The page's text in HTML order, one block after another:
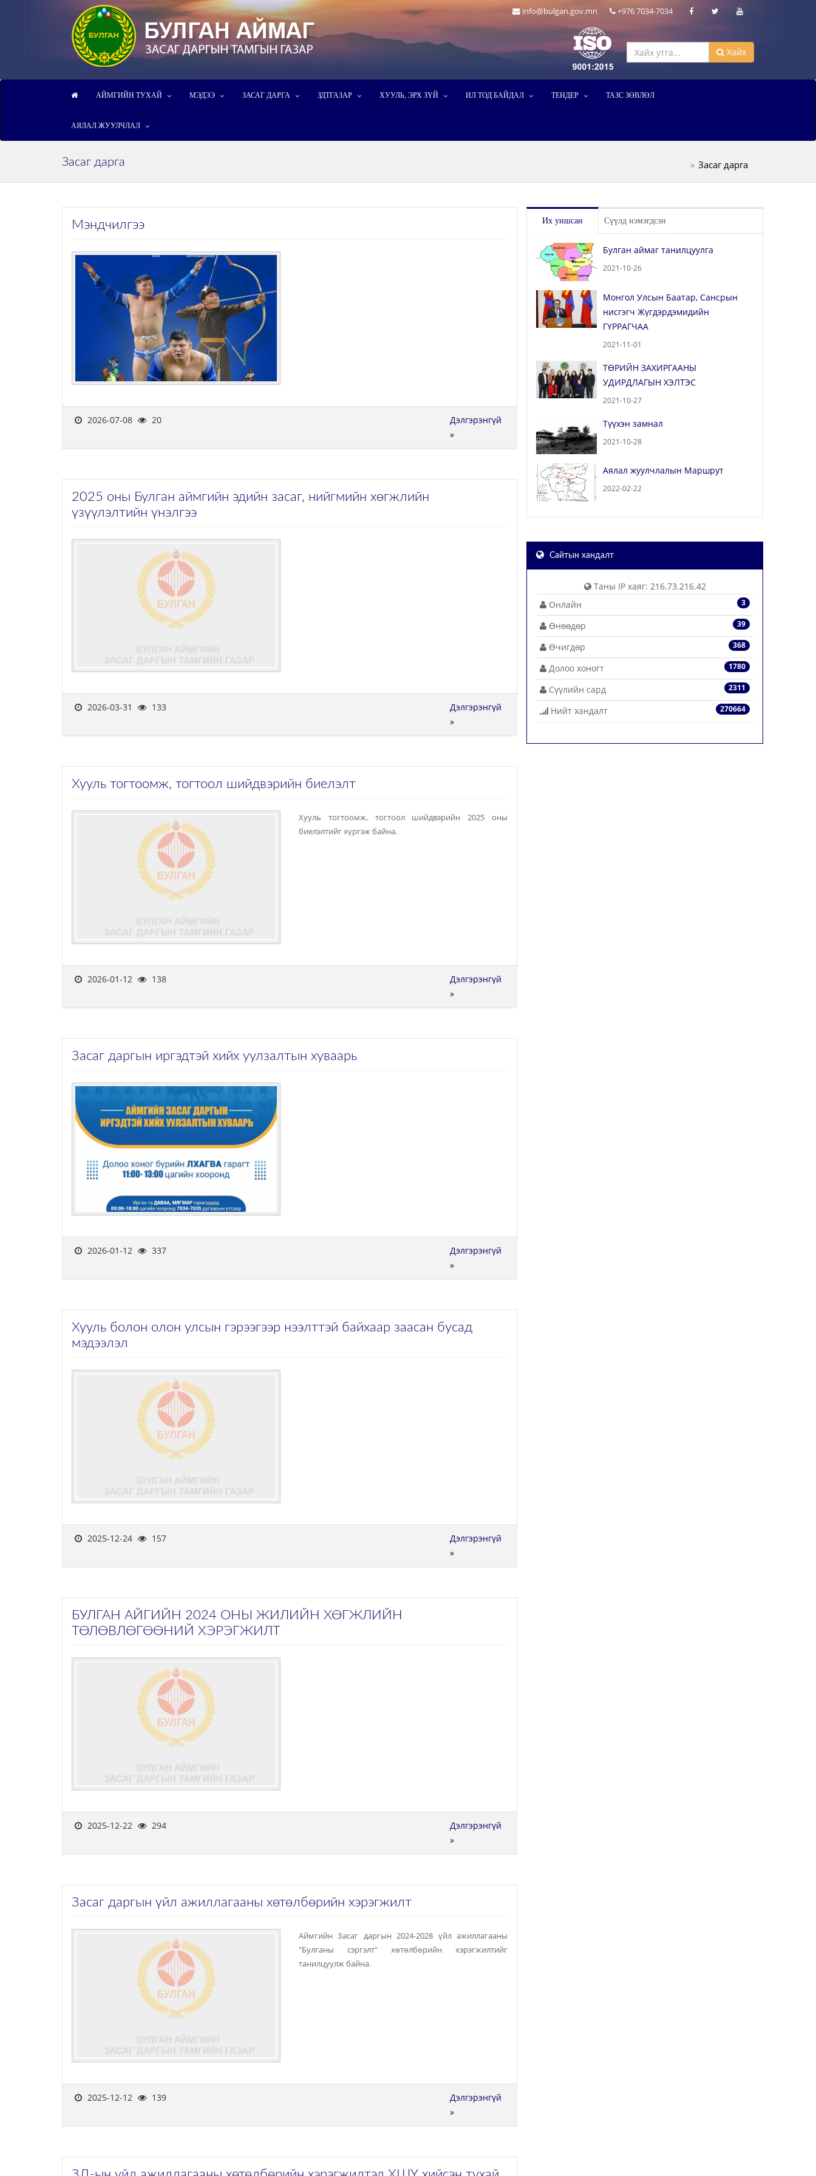
info@bulgan.gov.mn +976 7034-7034
Хайх
АЙМГИЙН ТУХАЙ МЭДЭЭ ЗАСАГ ДАРГА ЗДТГАЗАР ХУУЛЬ, ЭРХ ЗҮЙ ИЛ ТОД БАЙДАЛ ТЕНДЕР ТАЗС ЗӨВЛӨЛ
АЯЛАЛ ЖУУЛЧЛАЛ
Засаг дарга Засаг дарга
Мэндчилгээ
2026-07-08 20
Дэлгэрэнгүй
»
2025 оны Булган аймгийн эдийн засаг, нийгмийн хөгжлийн
үзүүлэлтийн үнэлгээ
2026-03-31 133
Дэлгэрэнгүй
»
Хууль тогтоомж, тогтоол шийдвэрийн биелэлт
Хууль тогтоомж, тогтоол шийдвэрийн 2025 оны
биелэлтийг хүргэж байна.
2026-01-12 138
Дэлгэрэнгүй
»
Засаг даргын иргэдтэй хийх уулзалтын хуваарь
2026-01-12 337
Дэлгэрэнгүй
»
Хууль болон олон улсын гэрээгээр нээлттэй байхаар заасан бусад
мэдээлэл
2025-12-24 157
Дэлгэрэнгүй
»
БУЛГАН АЙГИЙН 2024 ОНЫ ЖИЛИЙН ХӨГЖЛИЙН
ТӨЛӨВЛӨГӨӨНИЙ ХЭРЭГЖИЛТ
2025-12-22 294
Дэлгэрэнгүй
»
Засаг даргын үйл ажиллагааны хөтөлбөрийн хэрэгжилт
Аймгийн Засаг даргын 2024-2028 үйл ажиллагааны
"Булганы сэргэлт" хөтөлбөрийн хэрэгжилтийг
танилцуулж байна.
2025-12-12 139
Дэлгэрэнгүй
»
Их уншсан Сүүлд нэмэгдсэн
Булган аймаг танилцуулга
2021-10-26
Монгол Улсын Баатар, Сансрын
нисгэгч Жүгдэрдэмидийн
ГҮРРАГЧАА
2021-11-01
ТӨРИЙН ЗАХИРГААНЫ
УДИРДЛАГЫН ХЭЛТЭС
2021-10-27
Түүхэн замнал
2021-10-28
Аялал жуулчлалын Маршрут
2022-02-22
Сайтын хандалт
Таны IP хаяг: 216.73.216.42
3
Онлайн
39
Өнөөдөр
368
Өчигдөр
1780
Долоо хоногт
2311
Сүүлийн сард
270664
Нийт хандалт